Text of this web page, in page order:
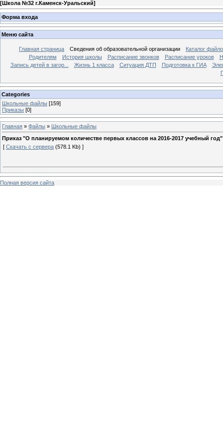
[Школа №32 г.Каменск-Уральский]
Форма входа
Меню сайта
Главная страница Сведения об образовательной организации
Каталог
Родителям
История школы Расписание звонков Расписание уроков
Запись детей в загор...
Жизнь 1 класса Ситуация ДТП Подготовка к ГИА
Categories
Школьные файлы [159]
Приказы [0]
Главная » Файлы » Школьные файлы
Приказ "О планируемом количестве первых классов на 2016-2017 учебный год"
[ Скачать с сервера (578.1 Kb) ]
Полная версия сайта